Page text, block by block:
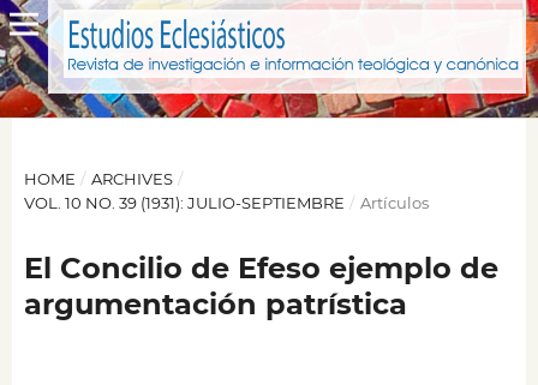
HOME / ARCHIVES /
VOL. 10 NO. 39 (1931): JULIO-SEPTIEMBRE / Artículos
El Concilio de Efeso ejemplo de
argumentación patrística